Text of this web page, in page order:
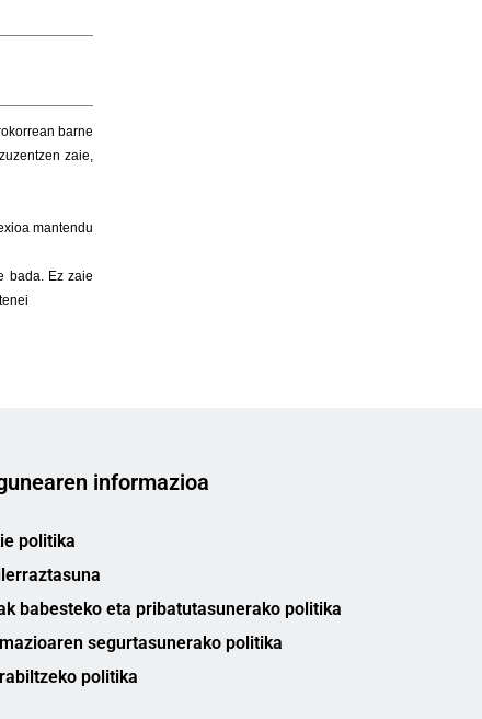
informazioa
politika
babesteko eta pribatutasunerako politika
segurtasunerako politika
politika